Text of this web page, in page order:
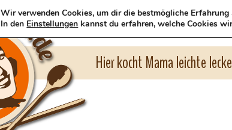
Hier kocht Mama leichte
Wir verwenden Cookies, um dir die bestmögliche
In den Einstellungen kannst du erfahren, welche Cookies